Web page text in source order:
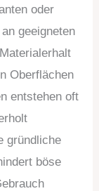
oder
geeigneten
Oberflächen
entstehen oft
gründliche
böse